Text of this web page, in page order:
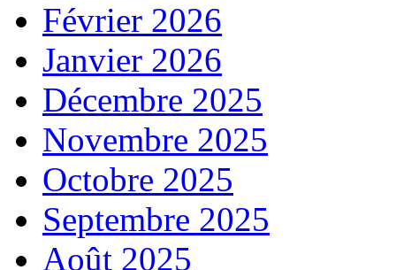
Février 2026
Janvier 2026
Décembre 2025
Novembre 2025
Octobre 2025
Septembre 2025
Août 2025